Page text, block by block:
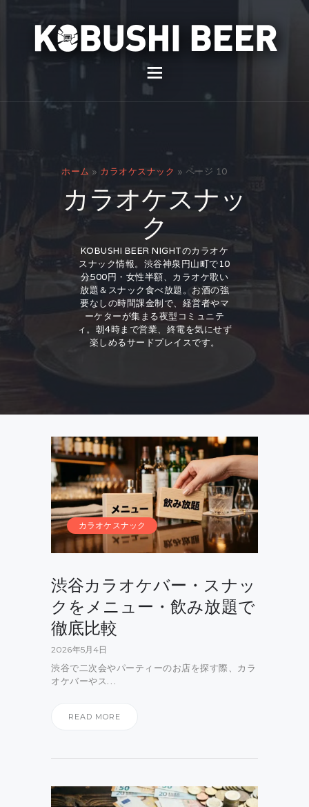
ホーム » カラオケスナック » ページ 10
カラオケスナッ
ク
KOBUSHI BEER NIGHTのカラオケ
スナック情報。渋谷神泉円山町で10
分500円・女性半額、カラオケ歌い
放題＆スナック食べ放題。お酒の強
要なしの時間課金制で、経営者やマ
ーケターが集まる夜型コミュニテ
ィ。朝4時まで営業、終電を気にせず
楽しめるサードプレイスです。
スナック
通販
スタッフ募集
問い合わせ
カラオケスナック
渋谷カラオケバー・スナッ
クをメニュー・飲み放題で
徹底比較
2026年5月4日
渋谷で二次会やパーティーのお店を探す際、カラ
オケバーやス…
READ MORE